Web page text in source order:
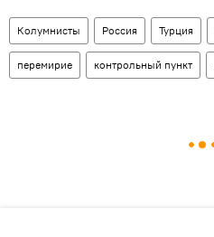
Колумнисты Россия Турция
перемирие контрольный пункт